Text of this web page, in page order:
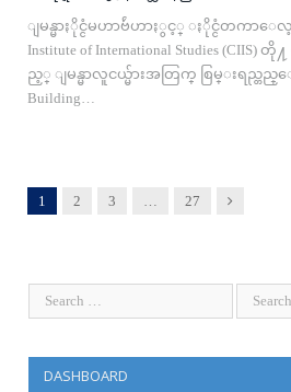
ျမန္မာႏိုင္ငံမဟာဗ်ဴဟာႏွင့္ ႏိုင္ငံတကာေ
Institute of International Studies (CIIS)
ည့္ ျမန္မာလူငယ္မ်ားအတြက္ စြမ္းရည္တည္ေ
Building…
1 2 3 27 Next
DASHBOARD